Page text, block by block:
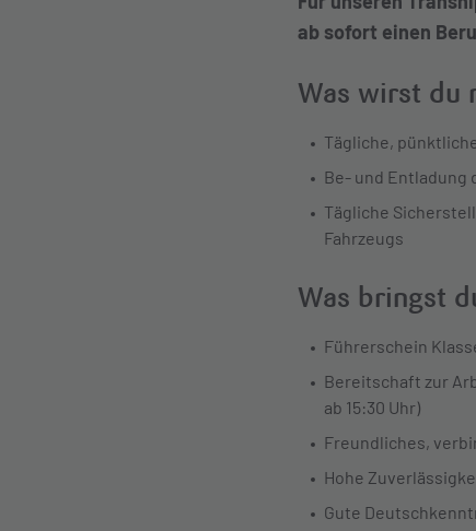
ab sofort einen
Was wirst du
Tägliche,
Be- und Entladung
Tägliche
Fahrzeugs
Was bringst
Führerschein
Bereitschaft zur
ab 15:30 Uhr)
Freundliches,
Hohe
Gute